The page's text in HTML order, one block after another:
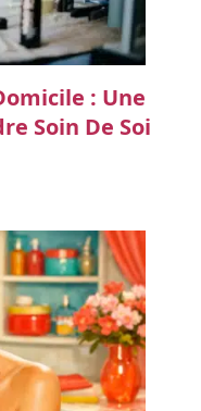
: Une
Soin De Soi